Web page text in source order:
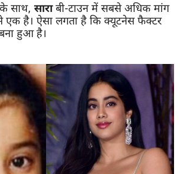
के साथ, साराबी-टाउन में सबसे अधिक मांग
से एक है। ऐसा लगता है कि क्यूटनेस फैक्टर
हुआ है।